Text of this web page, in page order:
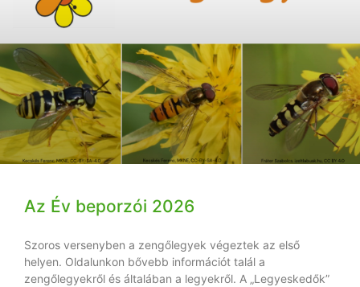
Az Év beporzói 2026
Szoros versenyben a zengőlegyek végeztek az első
helyen. Oldalunkon bővebb információt talál a
zengőlegyekről és általában a legyekről. A „Legyeskedők”